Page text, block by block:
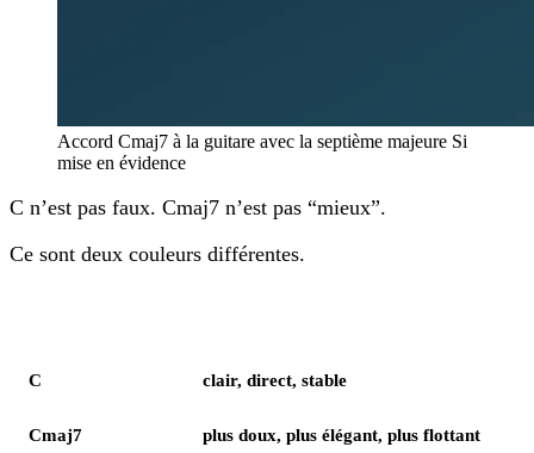
Accord Cmaj7 à la guitare avec la septième majeure Si
mise en évidence
C n’est pas faux. Cmaj7 n’est pas “mieux”.
Ce sont deux couleurs différentes.
C clair, direct, stable
Cmaj7 plus doux, plus élégant, plus flottant